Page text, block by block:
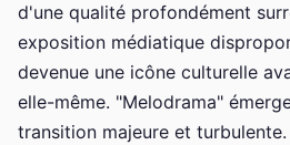
d'une qualité profondément
exposition médiatique
devenue une icône culturelle
elle-même. "Melodrama"
transition majeure et